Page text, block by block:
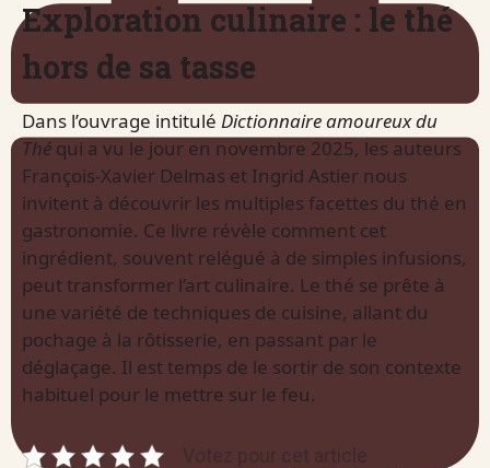
Exploration culinaire : le thé
hors de sa tasse
Dans l’ouvrage intitulé Dictionnaire amoureux du
Thé qui a vu le jour en novembre 2025, les auteurs
François-Xavier Delmas et Ingrid Astier nous
invitent à découvrir les multiples facettes du thé en
gastronomie. Ce livre révèle comment cet
ingrédient, souvent relégué à de simples infusions,
peut transformer l’art culinaire. Le thé se prête à
une variété de techniques de cuisine, allant du
pochage à la rôtisserie, en passant par le
déglaçage. Il est temps de le sortir de son contexte
habituel pour le mettre sur le feu.
Votez pour cet article